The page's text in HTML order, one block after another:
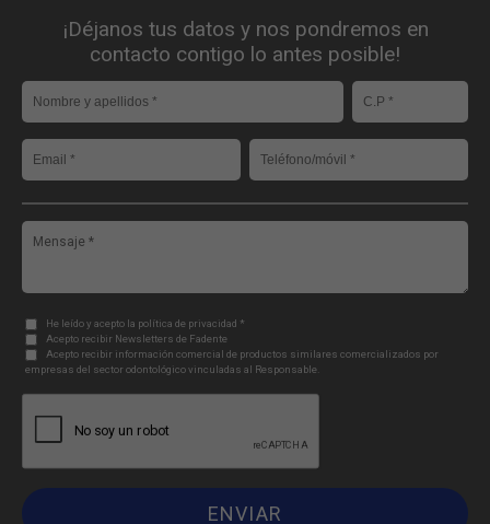
¡Déjanos tus datos y nos pondremos en
contacto contigo lo antes posible!
He leído y acepto la política de privacidad *
Acepto recibir Newsletters de Fadente
Acepto recibir información comercial de productos similares comercializados por
empresas del sector odontológico vinculadas al Responsable.